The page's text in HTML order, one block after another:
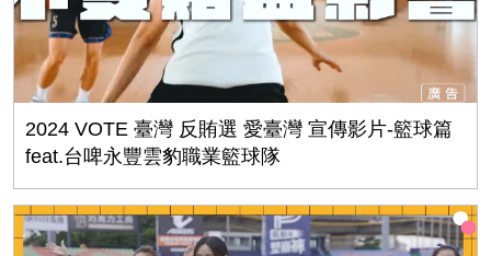
2024 VOTE 臺灣 反賄選 愛臺灣 宣傳影片-籃球篇
feat.台啤永豐雲豹職業籃球隊